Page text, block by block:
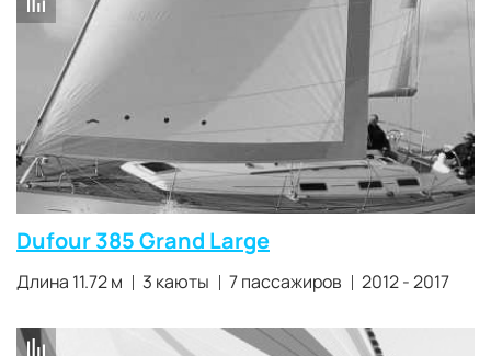
Dufour 385 Grand Large
Длина 11.72 м 3 каюты 7 пассажиров 2012 - 2017